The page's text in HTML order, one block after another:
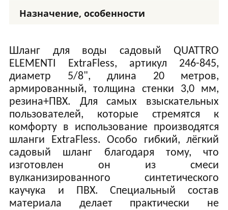
Назначение, особенности
Шланг для воды садовый QUATTRO
ELEMENTI ExtraFless, артикул 246-845,
диаметр 5/8", длина 20 метров,
армированный, толщина стенки 3,0 мм,
резина+ПВХ. Для самых взыскательных
пользователей, которые стремятся к
комфорту в использование производятся
шланги ExtraFless. Особо гибкий, лёгкий
садовый шланг благодаря тому, что
изготовлен он из смеси
вулканизированного синтетического
каучука и ПВХ. Специальный состав
материала делает практически не